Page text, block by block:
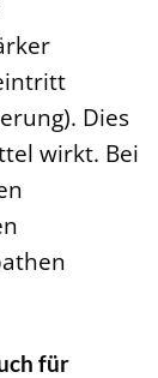
Dies
wirkt. Bei
für